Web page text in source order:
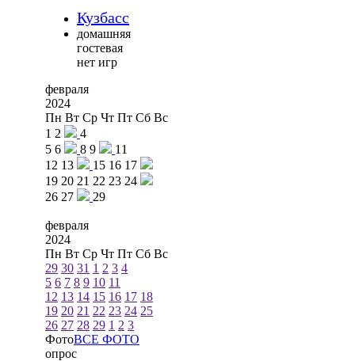
Кузбасс
домашняя
гостевая
нет игр
февраля
2024
Пн Вт Ср Чт Пт Сб Вс
1 2
4
5 6 8 9
11
12 13 15 16 17
19 20 21 22 23 24
26 27 29
февраля
2024
Пн Вт Ср Чт Пт Сб Вс
29 30 31 1 2 3 4
5 6 7 8 9 10 11
12 13 14 15 16 17 18
19 20 21 22 23 24 25
26 27 28 29 1 2 3
ФотоВСЕ ФОТО
опрос